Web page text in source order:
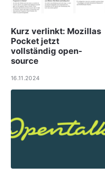
Kurz verlinkt: Mozillas
Pocket jetzt
vollständig open-
source
16.11.2024